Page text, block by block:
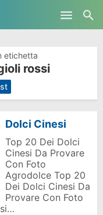
etichetta
rossi
Dolci Cinesi
Top 20 Dei Dolci
Cinesi Da Provare
Con Foto
Agrodolce Top 20
Dei Dolci Cinesi Da
Provare Con Foto